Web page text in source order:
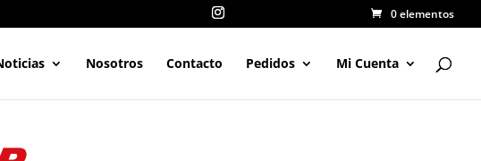
0 elementos
Nosotros Contacto Pedidos Mi Cuenta